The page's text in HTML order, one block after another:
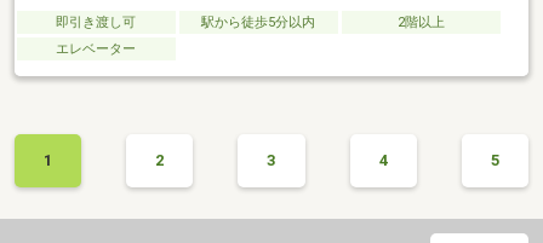
即引き渡し可 駅から徒歩5分以内
2階以上
エレベーター
1 2 3 4 5